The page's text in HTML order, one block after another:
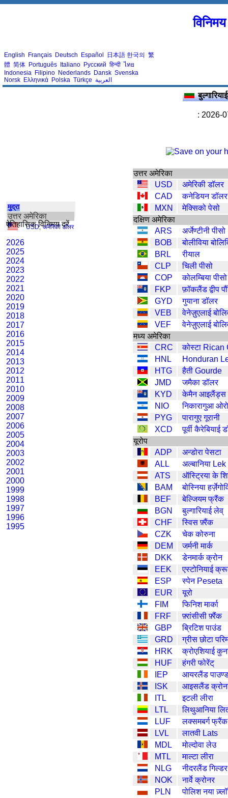
English Français Deutsch Español 日本語 한국의 繁
體 简体 Português Italiano Русский हिन्दी ไทย
Indonesia Filipino Nederlands Dansk Svenska
Norsk Ελληνικά Polska Türkçe العربية
मुद्रा
उत्तर अमेरिका
USD, अमेरिकी डॉलर
ऐतिहासिक विनिमय दरें
2026
2025
2024
2023
2022
2021
2020
2019
2018
2017
2016
2015
2014
2013
2012
2011
2010
2009
2008
2007
2006
2005
2004
2003
2002
2001
2000
1999
1998
1997
1996
1995
: 2026-
उत्तर अमेरिका
USD
अमेरिकी डॉलर
CAD
कनेडियन डॉलर
MXN
मेक्सिको पेसो
दक्षिण अमेरिका
ARS
अर्जेण्टीनी पीसो
BOB
बोलीविया
BRL
रीयाल
CLP
चिली पीसो
COP
कोलम्बिया पीसो
FKP
फ़ॉकलैंड द्वीप
GYD
गुयाना डॉलर
VEB
वेनेज़ुएलाई
VEF
वेनेज़ुएलाई
मध्य अमेरिका
CRC
कोस्टा Rican
HNL
Honduran
HTG
हैती Gourde
JMD
जमैका डॉलर
KYD
केमैन आइलैंड्स
NIO
निकारागुआ ओरो
PYG
पारागुए गूरानी
XCD
पूर्वी कैरेबियाई
यूरोप
ADP
अन्डोरा पेसटा
ALL
अल्बानिया Lek
ATS
ऑस्ट्रिया के
BAM
बोस्निया
BEF
बेल्जियम फ्रैंक
BGN
बुल्गारियाई लेव्
CHF
स्विस फ़्रैंक
CZK
चेक कोरुना
DEM
जर्मनी मार्क
DKK
डेनमार्क क्रोन
EEK
एस्टोनियाई
ESP
स्पेन Peseta
EUR
यूरो
FIM
फिनिश मार्का
FRF
फ़्रांसीसी फ़्रैंक
GBP
ब्रिटिश पाउंड
GRD
ग्रीस छोटा
HRK
क्रोएशियाई
HUF
हंगरी फोरेंट्
IEP
आयरलैंड
ISK
आइसलैंड
ITL
इटली लीरा
LTL
लिथुआनिया
LUF
लक्समबर्ग फ्रैंक
LVL
लातवी Lats
MDL
मोल्दोवा लेउ
MTL
माल्टा लीरा
NLG
नीदरलैंड गिल्डर
NOK
नार्वे क्रोनर
PLN
पोलिश नया